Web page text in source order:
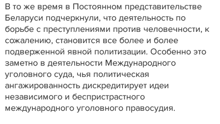
В то же время в Постоянном представительстве
Беларуси подчеркнули, что деятельность по
борьбе с преступлениями против человечности, к
сожалению, становится все более и более
подверженной явной политизации. Особенно это
заметно в деятельности Международного
уголовного суда, чья политическая
ангажированность дискредитирует идеи
независимого и беспристрастного
международного уголовного правосудия.